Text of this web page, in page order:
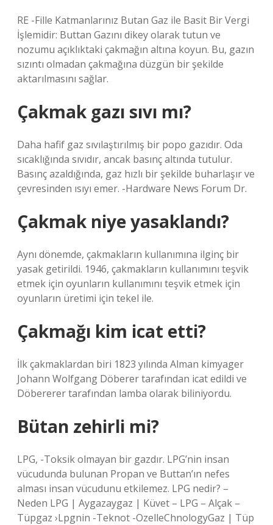
RE -Fille Katmanlarınız Butan Gaz ile Basit Bir Vergi
İşlemidir: Buttan Gazını dikey olarak tutun ve
nozumu açıklıktaki çakmağın altına koyun. Bu, gazın
sızıntı olmadan çakmağına düzgün bir şekilde
aktarılmasını sağlar.
Çakmak gazı sıvı mı?
Daha hafif gaz sıvılaştırılmış bir popo gazıdır. Oda
sıcaklığında sıvıdır, ancak basınç altında tutulur.
Basınç azaldığında, gaz hızlı bir şekilde buharlaşır ve
çevresinden ısıyı emer. -Hardware News Forum Dr.
Çakmak niye yasaklandı?
Aynı dönemde, çakmakların kullanımına ilginç bir
yasak getirildi. 1946, çakmakların kullanımını teşvik
etmek için oyunların kullanımını teşvik etmek için
oyunların üretimi için tekel ile.
Çakmağı kim icat etti?
İlk çakmaklardan biri 1823 yılında Alman kimyager
Johann Wolfgang Döberer tarafından icat edildi ve
Döbererer tarafından lamba olarak biliniyordu.
Bütan zehirli mi?
LPG, -Toksik olmayan bir gazdır. LPG’nin insan
vücudunda bulunan Propan ve Buttan’ın nefes
alması insan vücudunu etkilemez. LPG nedir? –
Neden LPG | Aygazaygaz | Küvet – LPG – Alçak –
Tüpgaz ›Lpgnin -Teknot -OzelleChnologyGaz | Tüp